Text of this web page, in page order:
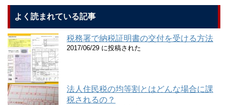
よく読まれている記事
税務署で納税証明書の交付を受ける方法
2017/06/29 に投稿された
法人住民税の均等割とはどんな場合に課
税されるの？